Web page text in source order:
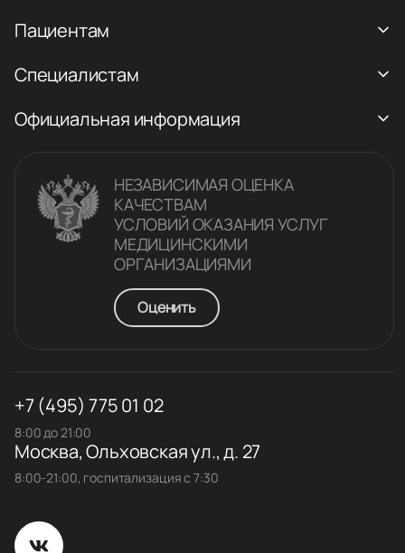
Пациентам
Специалистам
Официальная информация
НЕЗАВИСИМАЯ ОЦЕНКА
КАЧЕСТВАM
УСЛОВИЙ ОКАЗАНИЯ УСЛУГ
МЕДИЦИНСКИМИ
ОРГАНИЗАЦИЯМИ
Оценить
+7 (495) 775 01 02
8:00 до 21:00
Москва, Ольховская ул., д. 27
8:00-21:00, госпитализация с 7:30